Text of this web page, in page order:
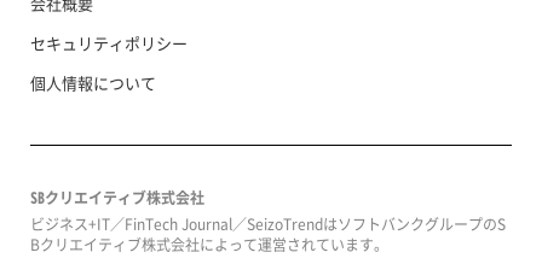
セキュリティポリシー
個人情報について
SBクリエイティブ株式会社
ビジネス+IT／FinTech Journal／SeizoTrendはソフトバンクグループのS
Bクリエイティブ株式会社によって運営されています。